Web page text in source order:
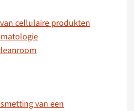
cellulaire produkten
van een